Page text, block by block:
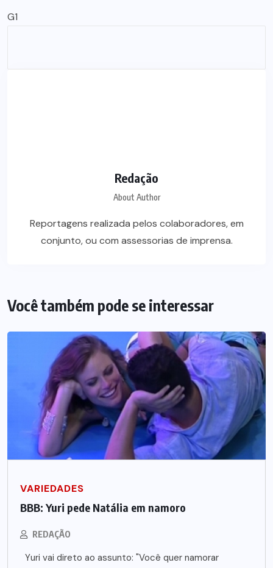
G1
Redação
About Author
Reportagens realizada pelos colaboradores, em
conjunto, ou com assessorias de imprensa.
Você também pode se interessar
VARIEDADES
BBB: Yuri pede Natália em namoro
REDAÇÃO
Yuri vai direto ao assunto: "Você quer namorar